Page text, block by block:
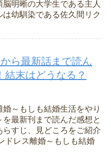
脳明晰の大学生である主人
は幼馴染である佐久間リク
ら最新話まで読ん
結末はどうなる？
婚～もしも結婚生活をやり
を最新刊まで読んだ感想と
らすじ、見どころをご紹介
ドレス離婚～もしも結婚